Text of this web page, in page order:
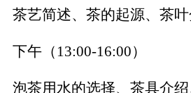
茶艺简述、茶的起源、茶
下午（ 13:00-16:00）
泡茶用水的选择、茶具介